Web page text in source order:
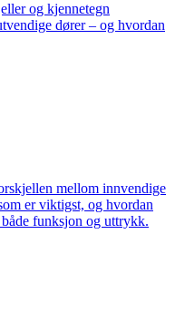
og kjennetegn
dører – og hvordan
mellom innvendige
er viktigst, og hvordan
funksjon og uttrykk.